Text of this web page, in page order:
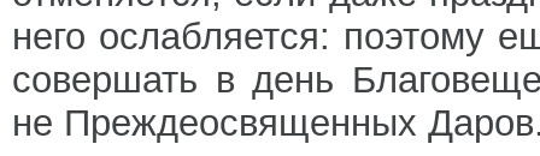
него ослабляется: поэтому
совершать в день
не Преждеосвященных